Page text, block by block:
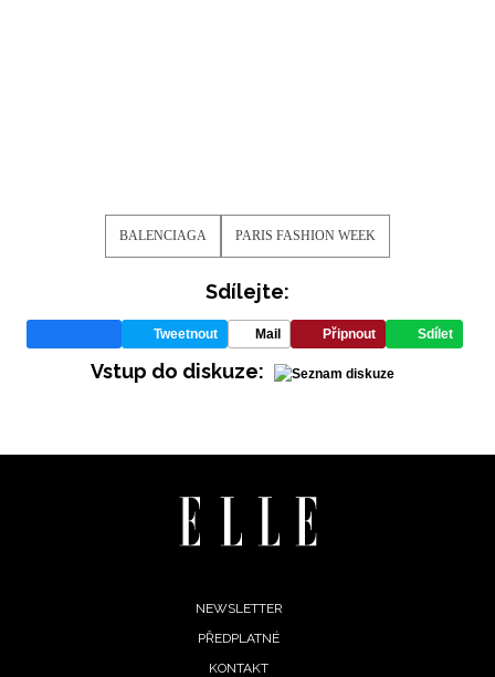
BALENCIAGA PARIS FASHION WEEK
Sdílejte:
Tweetnout Mail Připnout Sdílet
Vstup do diskuze:
NEWSLETTER
PŘEDPLATNÉ
KONTAKT